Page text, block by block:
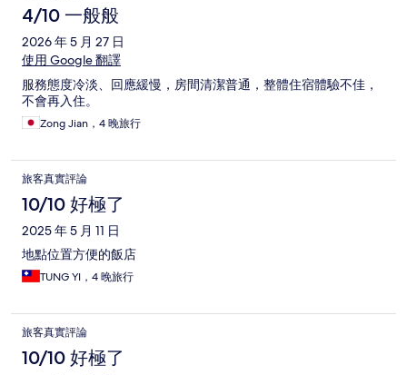
論
4/10 一般般
2026 年 5 月 27 日
使用 Google 翻譯
服務態度冷淡、回應緩慢，房間清潔普通，整體住宿體驗不佳，
不會再入住。
Zong Jian，4 晚旅行
旅客真實評論
10/10 好極了
2025 年 5 月 11 日
地點位置方便的飯店
TUNG YI，4 晚旅行
旅客真實評論
10/10 好極了